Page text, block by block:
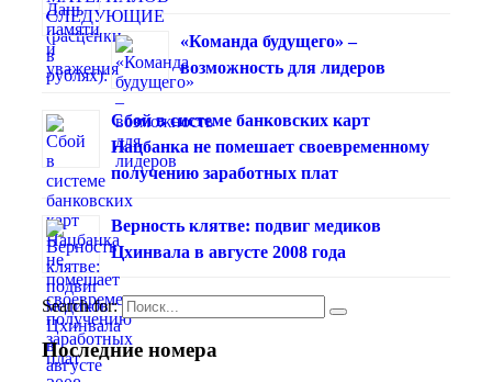
«Команда будущего» –
возможность для лидеров
Сбой в системе банковских карт
Нацбанка не помешает своевременному
получению заработных плат
Верность клятве: подвиг медиков
Цхинвала в августе 2008 года
Search for:
Последние номера